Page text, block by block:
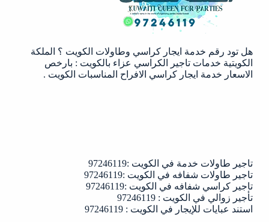
هل تود رقم خدمة ايجار كراسي وطاولات الكويت ؟ الملكة
الكويتية خدمات تاجير الكراسي عزاء بالكويت : بارخص
الاسعار خدمة ايجار كراسي الافراح المناسبات الكويت .
تاجير طاولات خدمة في الكويت :97246119
تاجير طاولات شفافه في الكويت :97246119
تاجير كراسي شفافه في الكويت :97246119
تأجير زوالي في الكويت : 97246119
استند عبايات للإيجار في الكويت : 97246119